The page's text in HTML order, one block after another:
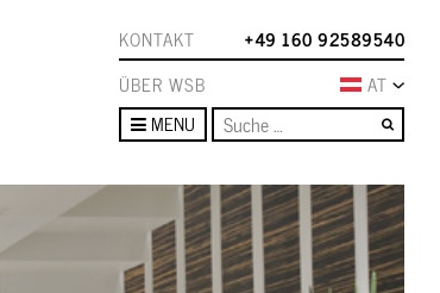
KONTAKT
+49 160 92589540
ÜBER WSB
AT
MENU